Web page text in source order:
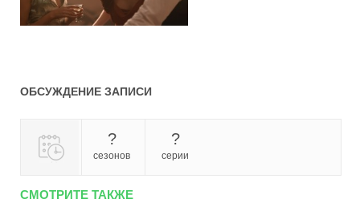
ОБСУЖДЕНИЕ ЗАПИСИ
?
сезонов
?
серии
СМОТРИТЕ ТАКЖЕ